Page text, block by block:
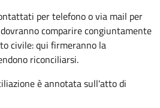
per telefono o via mail per
comparire congiuntamente
civile: qui firmeranno la
riconciliarsi.
è annotata sull'atto di